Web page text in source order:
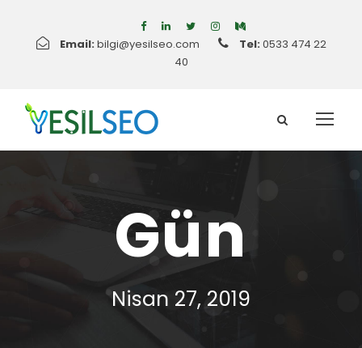
Email: bilgi@yesilseo.com Tel: 0533 474 22
40
Gün
Nisan 27, 2019